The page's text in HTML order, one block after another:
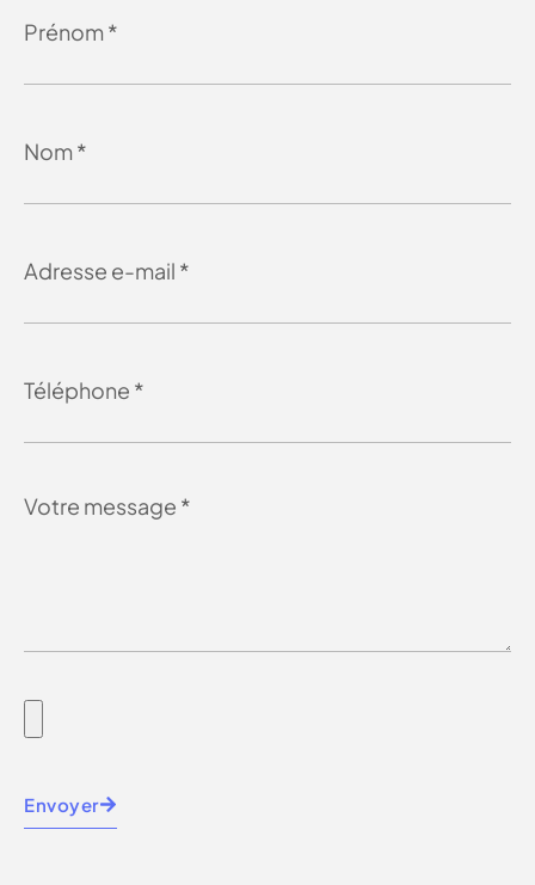
Envoyer